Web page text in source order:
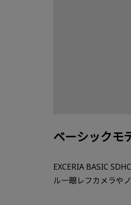
ベーシックモ
EXCERIA BASIC
ル一眼レフカメラや